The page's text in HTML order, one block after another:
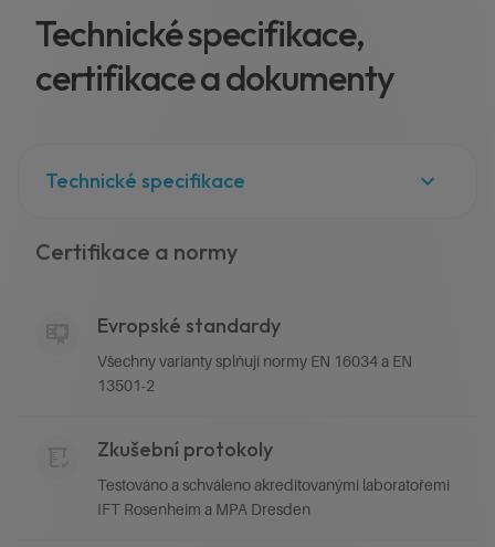
Technické specifikace,
certifikace a dokumenty
Technické specifikace
Certifikace a normy
Evropské standardy
Všechny varianty splňují normy EN 16034 a EN
13501-2
Zkušební protokoly
Testováno a schváleno akreditovanými laboratořemi
IFT Rosenheim a MPA Dresden